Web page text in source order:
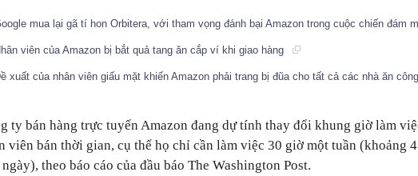
mua lại gã tí hon Orbitera, với tham vọng đánh bại Amazon trong cuộc chiến đám
viên của Amazon bị bắt quả tang ăn cắp ví khi giao hàng
xuất của nhân viên giấu mặt khiến Amazon phải trang bị đũa cho tất cả các nhà ăn
ty bán hàng trực tuyến Amazon đang dự tính thay đổi khung giờ làm
viên bán thời gian, cụ thể họ chỉ cần làm việc 30 giờ một tuần (khoảng
theo báo cáo của đầu báo The Washington Post.